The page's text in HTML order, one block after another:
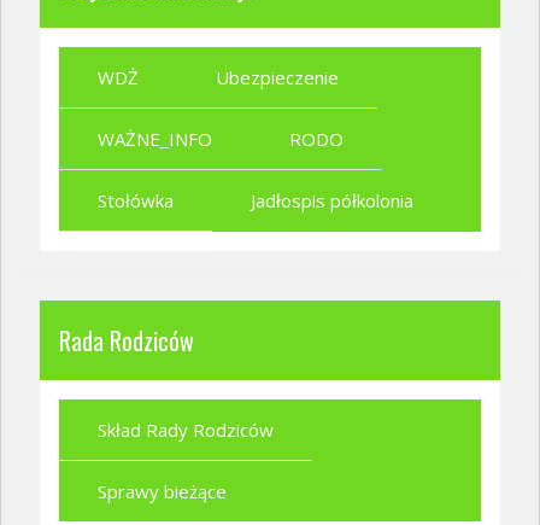
WDŻ Ubezpieczenie
WAŻNE_INFO RODO
Stołówka Jadłospis półkolonia
Rada Rodziców
Skład Rady Rodziców
Sprawy bieżące